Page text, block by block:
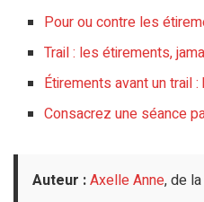
Pour ou contre les
Trail : les étirements,
Étirements avant un trail :
Consacrez une séance
Auteur :Axelle Anne, de